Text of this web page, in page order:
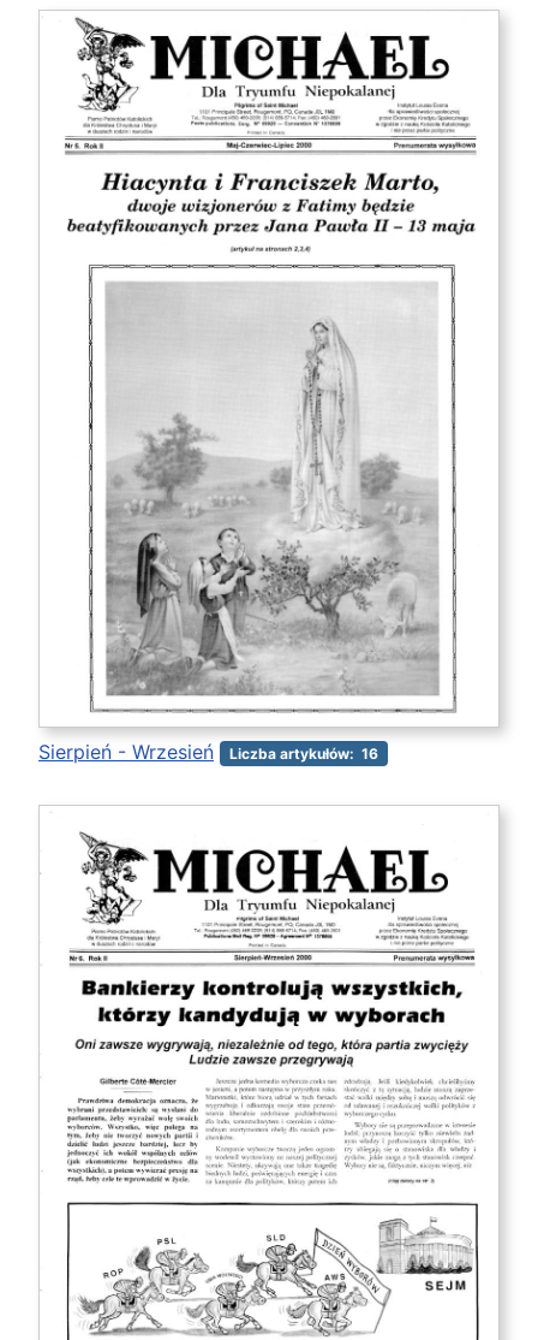
Sierpień - Wrzesień Liczba artykułów: 16